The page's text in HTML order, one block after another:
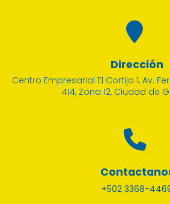
Dirección
Centro Empresarial El Cortijo 1, Av.
414, Zona 12, Ciudad de
+502 3368-